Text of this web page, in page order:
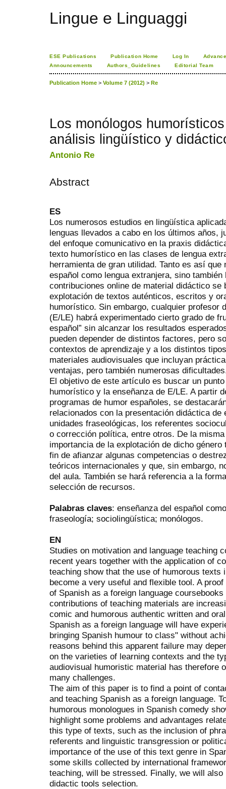
Lingue e Linguaggi
ESE Publications Publication Home Log In
Announcements
Authors_Guidelines Editorial Team
Publication Home > Volume 7 (2012) > Re
Los monólogos
análisis lingüístico y
Antonio Re
Abstract
ES
Los numerosos estudios en lingüística
lenguas llevados a cabo en los últimos años,
del enfoque comunicativo en la praxis
texto humorístico en las clases de lengua
herramienta de gran utilidad. Tanto es así
español como lengua extranjera, sino
contribuciones online de material didáctico se
explotación de textos auténticos, escritos y
humorístico. Sin embargo, cualquier profesor
(E/LE) habrá experimentado cierto grado de
español” sin alcanzar los resultados
pueden depender de distintos factores, pero
contextos de aprendizaje y a los distintos
materiales audiovisuales que incluyan
ventajas, pero también numerosas
El objetivo de este artículo es buscar un
humorístico y la enseñanza de E/LE. A partir
programas de humor españoles, se
relacionados con la presentación didáctica
unidades fraseológicas, los referentes
o corrección política, entre otros. De la
importancia de la explotación de dicho
fin de afianzar algunas competencias o
teóricos internacionales y que, sin embargo,
del aula. También se hará referencia a la
selección de recursos.
Palabras claves: enseñanza del español
fraseología; sociolingüística; monólogos.
EN
Studies on motivation and language teaching
recent years together with the application of
teaching show that the use of humorous texts
become a very useful and flexible tool. A
of Spanish as a foreign language
contributions of teaching materials are
comic and humorous authentic written and
Spanish as a foreign language will have
bringing Spanish humour to class" without
reasons behind this apparent failure may
on the varieties of learning contexts and the
audiovisual humoristic material has therefore
many challenges.
The aim of this paper is to find a point of
and teaching Spanish as a foreign language.
humorous monologues in Spanish comedy
highlight some problems and advantages
this type of texts, such as the inclusion of
referents and linguistic transgression or
importance of the use of this text genre in
some skills collected by international
teaching, will be stressed. Finally, we will also
didactic tools selection.